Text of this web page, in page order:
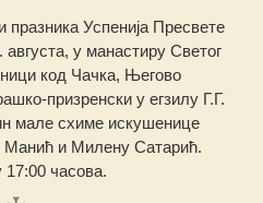
празника Успенија Пресвете
у манастиру Светог
код Чачка, Његово
призренски у егзилу Г.Г.
мале схиме искушенице
Манић и Милену Сатарић.
часова.